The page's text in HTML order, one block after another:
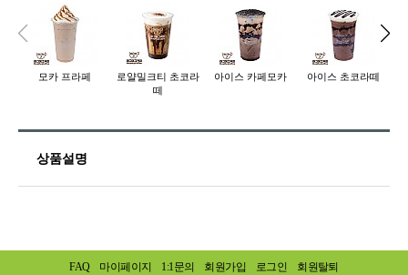
모카 프라페
로얄밀크티 초코라
떼
아이스 카페모카 아이스 초코라떼
상품설명
FAQ 마이페이지 1:1문의 회원가입 로그인 회원탈퇴